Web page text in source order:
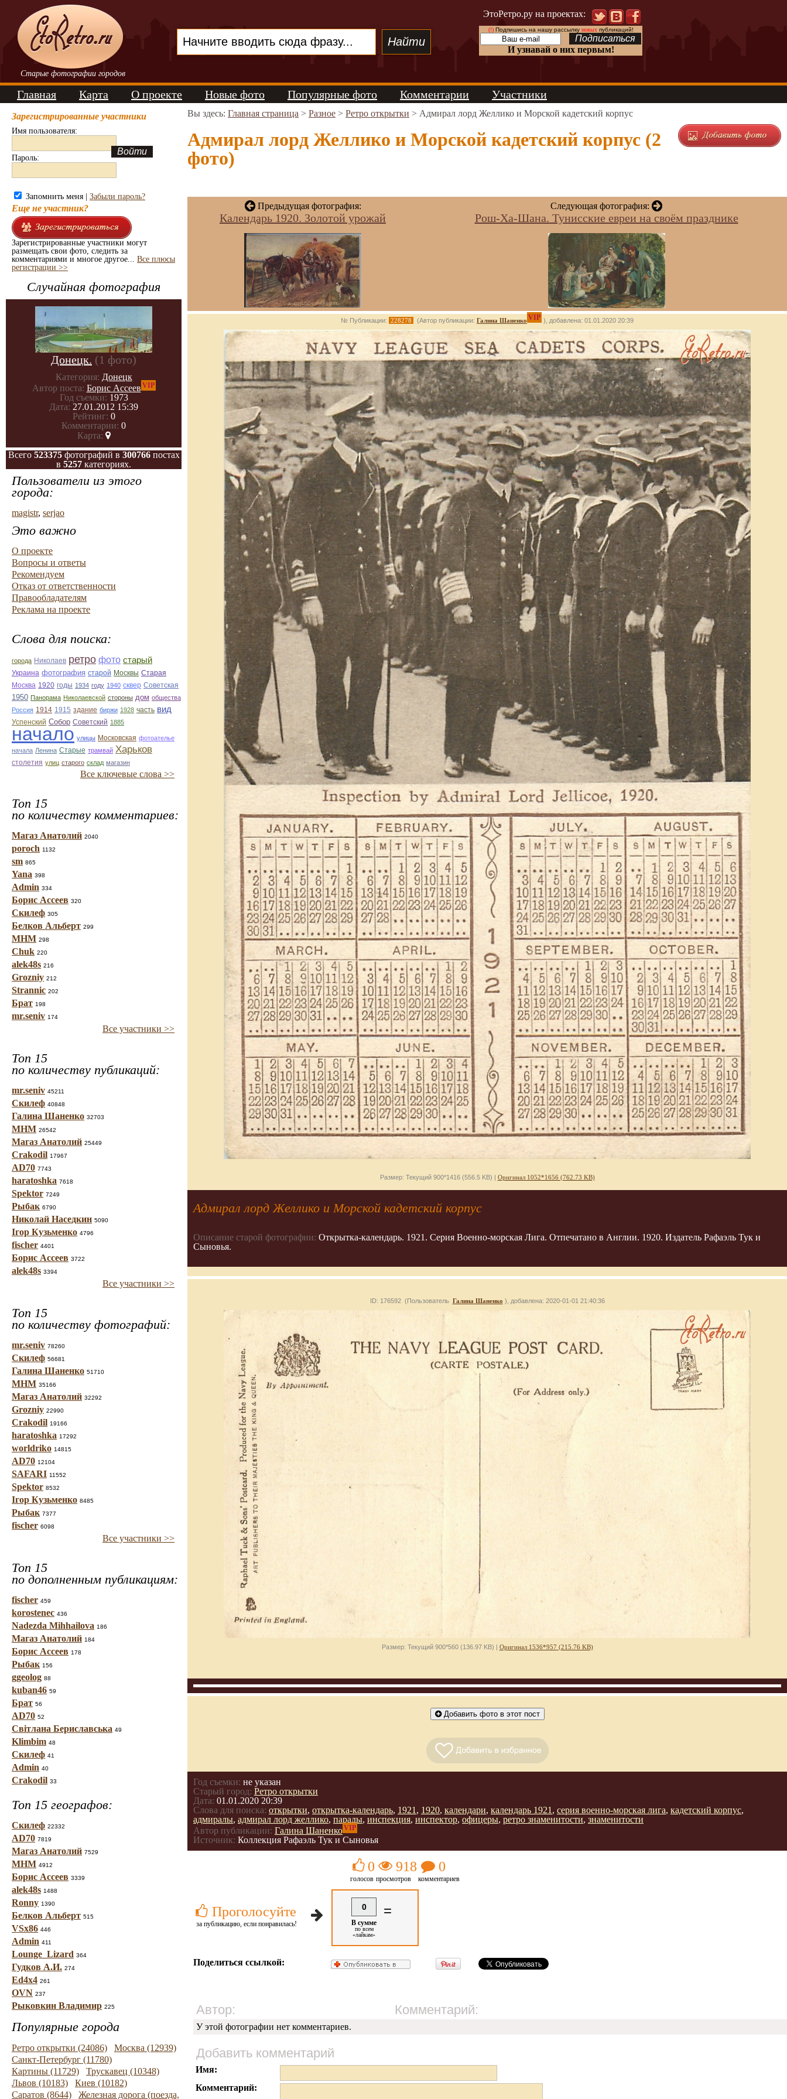
Старые фотографии городов
ЭтоРетро.ру на проектах:
(!)Подпишись на нашу рассылку новыхпубликаций!
И узнавай о них первым!
Главная Карта О проекте Новые фото Популярные фото Комментарии Участники
Зарегистрированные участники
Имя пользователя:
Пароль:
Запомнить меня | Забыли пароль?
Еще не участник?
Зарегистрированные участники могут
размещать свои фото, следить за
комментариями и многое другое... Все плюсы
регистрации >>
Случайная фотография
Донецк. (1 фото)
Категория: Донецк
Автор поста: Борис Ассеев VIP
Год съемки: 1973
Дата: 27.01.2012 15:39
Рейтинг: 0
Комментарии: 0
Карта:
Всего 523375фотографий в 300766постах
в 5257 категориях.
Пользователи из этого
города:
magistr, serjao
Это важно
О проекте
Вопросы и ответы
Рекомендуем
Отказ от ответственности
Правообладателям
Реклама на проекте
Слова для поиска:
города Николаев ретро фото старый
Украина фотография старой Москвы Старая
Москва 1920 годы 1934 году 1940 сквер Советская
1950 Панорама Николаевской стороны дом общества
Россия 1914 1915 здание биржи 1928 часть вид
Успенский Собор Советский 1885
начало улицы Московская фотоателье
начала Ленина Старые трамвай Харьков
столетия улиц старого склад магазин
Все ключевые слова >>
Топ 15
по количеству комментариев:
Магаз Анатолий 2040
poroch 1132
sm 865
Yana 398
Admin 334
Борис Ассеев 320
Скилеф 305
Белков Альберт 299
МНМ 298
Chuk 220
alek48s 216
Grozniy 212
Strannic 202
Брат 198
mr.seniv 174
Все участники >>
Топ 15
по количеству публикаций:
mr.seniv 45211
Скилеф 40848
Галина Шаненко 32703
МНМ 26542
Магаз Анатолий 25449
Crakodil 17967
AD70 7743
haratoshka 7618
Spektor 7249
Рыбак 6790
Николай Наседкин 5090
Ігор Кузьменко 4796
fischer 4401
Борис Ассеев 3722
alek48s 3394
Все участники >>
Топ 15
по количеству фотографий:
mr.seniv 78260
Скилеф 56681
Галина Шаненко 51710
МНМ 35166
Магаз Анатолий 32292
Grozniy 22990
Crakodil 19166
haratoshka 17292
worldriko 14815
AD70 12104
SAFARI 11552
Spektor 8532
Ігор Кузьменко 8485
Рыбак 7377
fischer 6098
Все участники >>
Топ 15
по дополненным публикациям:
fischer 459
korostenec 436
Nadezda Mihhailova 186
Магаз Анатолий 184
Борис Ассеев 178
Рыбак 156
ggeolog 88
kuban46 59
Брат 56
AD70 52
Світлана Бериславська 49
Klimbim 48
Скилеф 41
Admin 40
Crakodil 33
Топ 15 географов:
Скилеф 22332
AD70 7819
Магаз Анатолий 7529
МНМ 4912
Борис Ассеев 3339
alek48s 1488
Ronny 1390
Белков Альберт 515
VSx86 446
Admin 411
Lounge_Lizard 364
Гудков А.И. 274
Ed4x4 261
OVN 237
Рыковкин Владимир 225
Популярные города
Ретро открытки (24086)
Москва (12939)
Санкт-Петербург (11780)
Картины (11729)
Трускавец (10348)
Львов (10183)
Киев (10182)
Саратов (8644)
Железная дорога (поезда,
Вы здесь: Главная страница > Разное > Ретро открытки > Адмирал лорд Желлико и Морской кадетский корпус
Адмирал лорд Желлико и Морской кадетский корпус (2
фото)
Предыдущая фотография:
Календарь 1920. Золотой урожай
Следующая фотография:
Рош-Ха-Шана. Тунисские евреи на своём празднике
№ Публикации: 228278 (Автор публикации: Галина Шаненко VIP ), добавлена: 01.01.2020 20:39
Размер: Текущий 900*1416 (556.5 KB) | Оригинал 1052*1656 (762.73 KB)
Адмирал лорд Желлико и Морской кадетский корпус
Описание старой фотографии: Открытка-календарь. 1921. Серия Военно-морская Лига. Отпечатано в Англии. 1920. Издатель Рафаэль Тук и
Сыновья.
ID: 176592 (Пользователь Галина Шаненко ), добавлена: 2020-01-01 21:40:36
Размер: Текущий 900*560 (136.97 KB) | Оригинал 1536*957 (215.76 KB)
Добавить фото в этот пост
Год съемки: не указан
Старый город: Ретро открытки
Дата: 01.01.2020 20:39
Слова для поиска: открытки, открытка-календарь, 1921 , 1920, календари, календарь 1921 , серия военно-морская лига, кадетский корпус,
адмиралы, адмирал лорд желлико, парады, инспекция, инспектор, офицеры, ретро знаменитости, знаменитости
Автор публикации: Галина ШаненкоVIP
Источник: Коллекция Рафаэль Тук и Сыновья
Проголосуйте
за публикацию, если понравилась!
0
голосов
918
просмотров
0
комментариев
0
В сумме
по всем
«лайкам»
=
Поделиться ссылкой:
Автор: Комментарий:
У этой фотографии нет комментариев.
Добавить комментарий
Имя:
Комментарий: